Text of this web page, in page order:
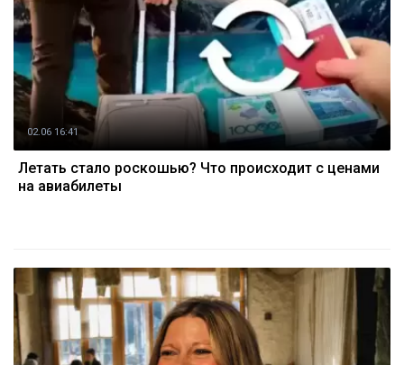
02.06 16:41
Летать стало роскошью? Что происходит с ценами
на авиабилеты